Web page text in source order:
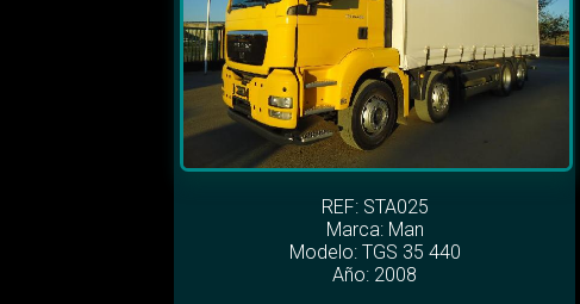
REF: STA025
Marca: Man
Modelo: TGS 35 440
Año: 2008